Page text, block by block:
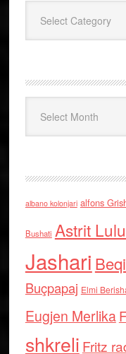
albano kolonjari alfons
Bushati Astrit
Jashari
Buçpapaj Elmi
Eugjen Merlika
shkreli Fritz